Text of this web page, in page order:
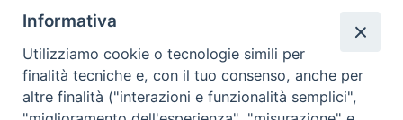
Redazione
Scrivici
Informativa
Utilizziamo cookie o tecnologie simili per
finalità tecniche e, con il tuo consenso, anche per
altre finalità ("interazioni e funzionalità semplici",